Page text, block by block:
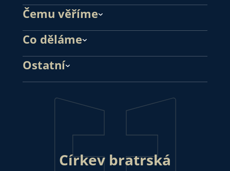
Čemu věříme
Co děláme
Ostatní
Církev bratrská